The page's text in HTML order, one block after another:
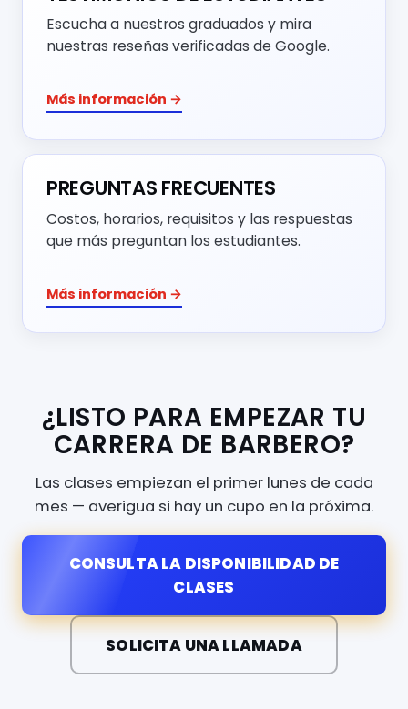
Escucha a nuestros graduados y mira
nuestras reseñas verificadas de Google.
Más información →
PREGUNTAS FRECUENTES
Costos, horarios, requisitos y las respuestas
que más preguntan los estudiantes.
Más información →
¿LISTO PARA EMPEZAR TU
CARRERA DE BARBERO?
Las clases empiezan el primer lunes de cada
mes — averigua si hay un cupo en la próxima.
CONSULTA LA DISPONIBILIDAD DE
CLASES
SOLICITA UNA LLAMADA